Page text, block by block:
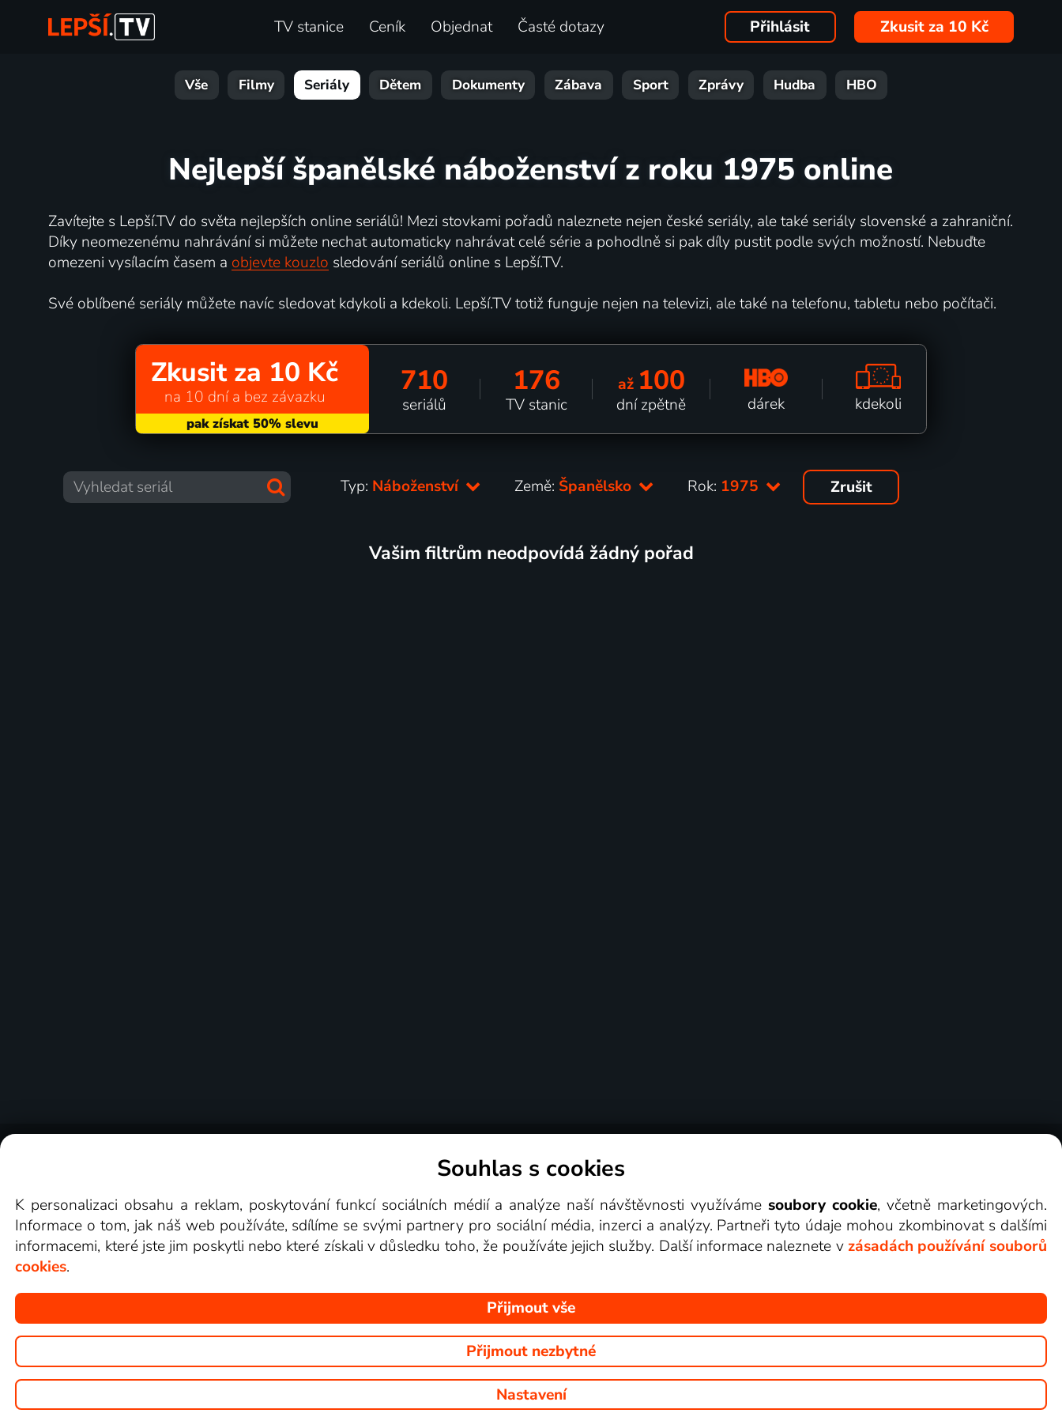
TV stanice Ceník Objednat Časté dotazy Přihlásit Zkusit za 10 Kč
Vše Filmy Seriály Dětem Dokumenty Zábava Sport Zprávy Hudba HBO
Nejlepší španělské náboženství z roku 1975 online
Zavítejte s Lepší.TV do světa nejlepších online seriálů! Mezi stovkami pořadů naleznete nejen české seriály, ale také seriály slovenské a zahraniční.
Díky neomezenému nahrávání si můžete nechat automaticky nahrávat celé série a pohodlně si pak díly pustit podle svých možností. Nebuďte
omezeni vysílacím časem a objevte kouzlo sledování seriálů online s Lepší.TV.
Své oblíbené seriály můžete navíc sledovat kdykoli a kdekoli. Lepší.TV totiž funguje nejen na televizi, ale také na telefonu, tabletu nebo počítači.
Zkusit za 10 Kč
na 10 dní a bez závazku 710
seriálů
176
TV stanic
až 100
dní zpětně dárek kdekoli
Typ: Náboženství Země: Španělsko Rok: 1975 Zrušit
Vašim filtrům neodpovídá žádný pořad
Videotéka
Copyright © goNET s.r.o. Na tomto webu jsou zobrazovány obrázky z pořadů TV stanic, které můžete sledovat v Lepší.TV.
Souhlas s cookies
K personalizaci obsahu a reklam, poskytování funkcí sociálních médií a analýze naší návštěvnosti využívámesoubory cookie, včetně marketingových.
Informace o tom, jak náš web používáte, sdílíme se svými partnery pro sociální média, inzerci a analýzy. Partneři tyto údaje mohou zkombinovat s dalšími
informacemi, které jste jim poskytli nebo které získali v důsledku toho, že používáte jejich služby. Další informace naleznete v zásadách používání souborů
cookies.
Přijmout vše
Přijmout nezbytné
Nastavení